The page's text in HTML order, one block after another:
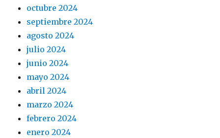
octubre 2024
septiembre 2024
agosto 2024
julio 2024
junio 2024
mayo 2024
abril 2024
marzo 2024
febrero 2024
enero 2024